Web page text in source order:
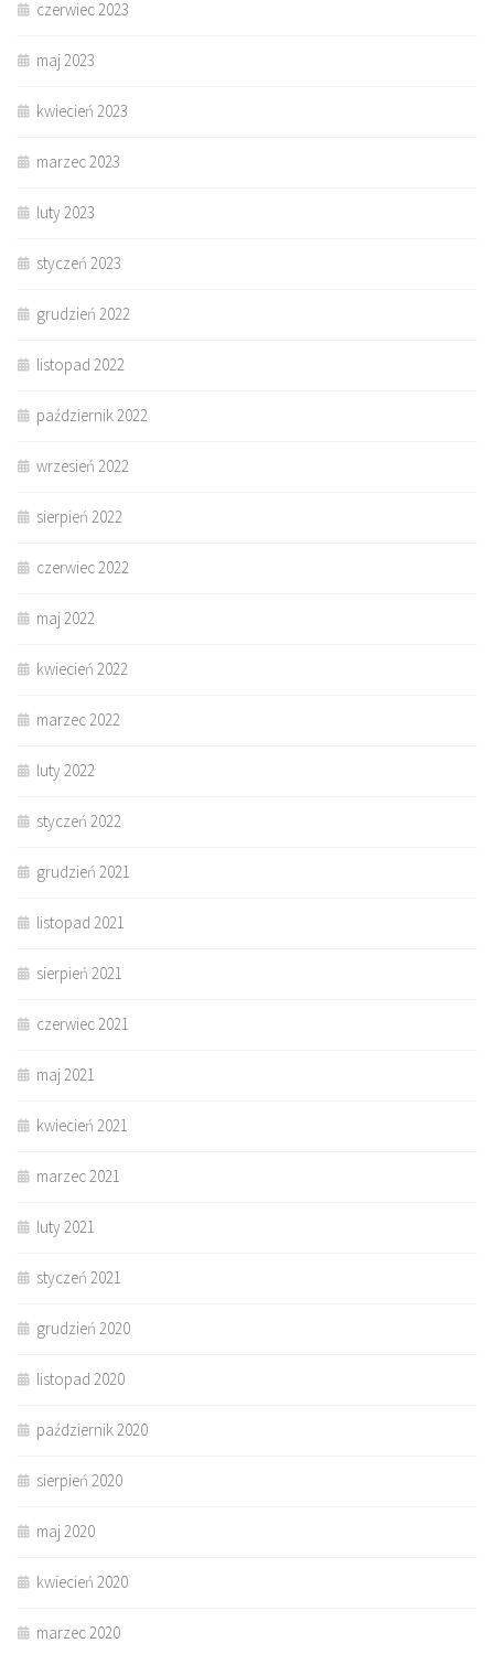
czerwiec 2023
maj 2023
kwiecień 2023
marzec 2023
luty 2023
styczeń 2023
grudzień 2022
listopad 2022
październik 2022
wrzesień 2022
sierpień 2022
czerwiec 2022
maj 2022
kwiecień 2022
marzec 2022
luty 2022
styczeń 2022
grudzień 2021
listopad 2021
sierpień 2021
czerwiec 2021
maj 2021
kwiecień 2021
marzec 2021
luty 2021
styczeń 2021
grudzień 2020
listopad 2020
październik 2020
sierpień 2020
maj 2020
kwiecień 2020
marzec 2020